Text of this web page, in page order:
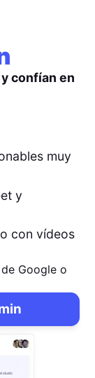
confían en
muy
y
con vídeos
Google o